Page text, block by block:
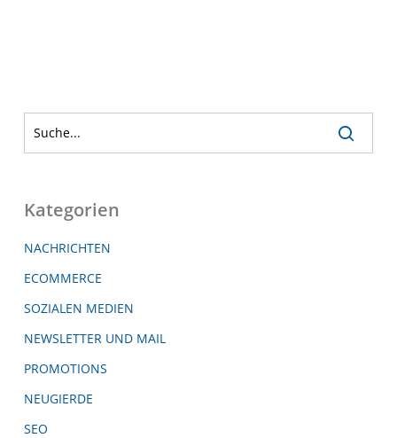
Kategorien
NACHRICHTEN
ECOMMERCE
SOZIALEN MEDIEN
NEWSLETTER UND MAIL
PROMOTIONS
NEUGIERDE
SEO